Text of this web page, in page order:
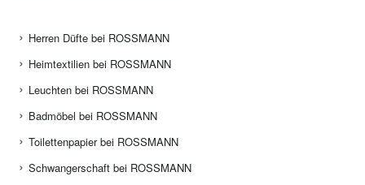
Herren Düfte bei ROSSMANN
Heimtextilien bei ROSSMANN
Leuchten bei ROSSMANN
Badmöbel bei ROSSMANN
Toilettenpapier bei ROSSMANN
Schwangerschaft bei ROSSMANN